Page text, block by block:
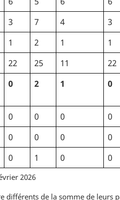
3 7 4
3
1 2 1
1
22 25 11
22
0 2 1 0
0 0 0
0
0 0 0
0
0 1 0 0
2026
différents de la somme de leurs